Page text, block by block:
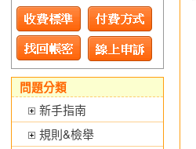
問題分類
新手指南
規則&檢舉